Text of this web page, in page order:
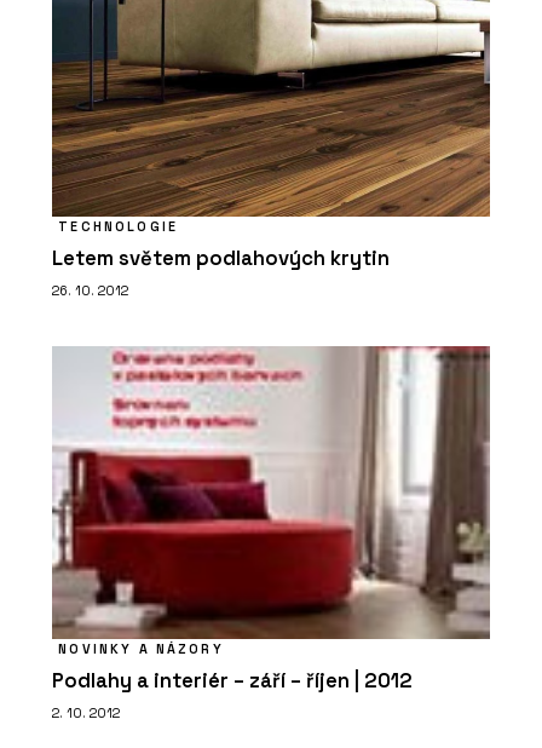
TECHNOLOGIE
Letem světem podlahových krytin
26. 10. 2012
NOVINKY A NÁZORY
Podlahy a interiér – září – říjen | 2012
2. 10. 2012